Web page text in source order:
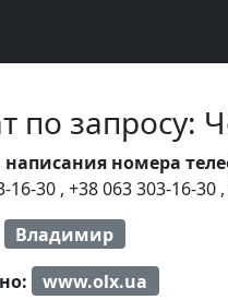
по запросу:
номера
16-30 , +38 063 303-16-30 ,
Владимир
www.olx.ua